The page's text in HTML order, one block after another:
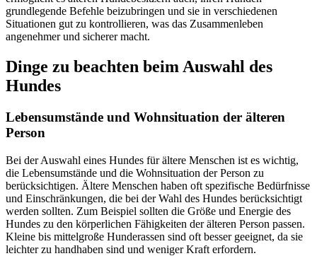
grundlegende Befehle beizubringen und sie in verschiedenen
Situationen gut zu kontrollieren, was das Zusammenleben
angenehmer und sicherer macht.
Dinge zu beachten beim Auswahl des
Hundes
Lebensumstände und Wohnsituation der älteren
Person
Bei der Auswahl eines Hundes für ältere Menschen ist es wichtig,
die Lebensumstände und die Wohnsituation der Person zu
berücksichtigen. Ältere Menschen haben oft spezifische Bedürfnisse
und Einschränkungen, die bei der Wahl des Hundes berücksichtigt
werden sollten. Zum Beispiel sollten die Größe und Energie des
Hundes zu den körperlichen Fähigkeiten der älteren Person passen.
Kleine bis mittelgroße Hunderassen sind oft besser geeignet, da sie
leichter zu handhaben sind und weniger Kraft erfordern.